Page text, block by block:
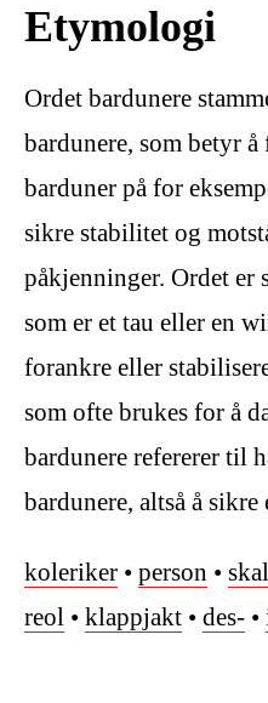
Etymologi
Ordet bardunere
bardunere, som betyr å
barduner på for
sikre stabilitet og
påkjenninger. Ordet er
som er et tau eller en
forankre eller
som ofte brukes for å
bardunere refererer til
bardunere, altså å
koleriker • person •
reol • klappjakt • des- •